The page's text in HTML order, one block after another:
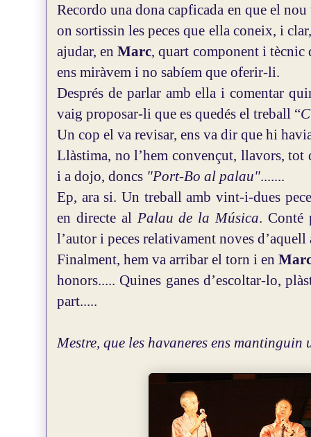
Recordo una dona capficada en que el
on sortissin les peces que ella coneix, i
ajudar, enMarc, quart component i tècnic
ens miràvem i no sabíem que oferir-li.
Després de parlar amb ella i comentar
vaig proposar-li que es quedés el treball “
Un cop el va revisar, ens va dir que hi
Llàstima, no l’hem convençut, llavors, tot
i a dojo, doncs "Port-Bo al palau".......
Ep, ara si. Un treball amb vint-i-dues
en directe al Palau de la Música. Conté
l’autor i peces relativament noves d’aquell
Finalment, hem va arribar el torn i en
honors..... Quines ganes d’escoltar-lo,
part.....
Mestre, que les havaneres ens mantinguin